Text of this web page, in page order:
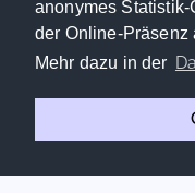
anonymes
der Online-Präsenz
Mehr dazu in der